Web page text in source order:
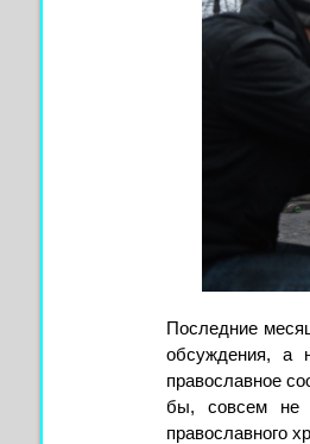
Последние
обсуждения, а
православное
бы, совсем не
православного